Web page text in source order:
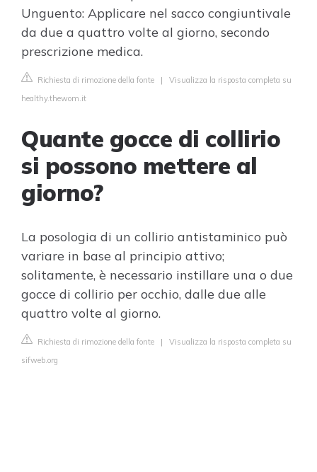
Unguento: Applicare nel sacco congiuntivale
da due a quattro volte al giorno, secondo
prescrizione medica.
Richiesta di rimozione della fonte | Visualizza la risposta completa su
healthy.thewom.it
Quante gocce di collirio
si possono mettere al
giorno?
La posologia di un collirio antistaminico può
variare in base al principio attivo;
solitamente, è necessario instillare una o due
gocce di collirio per occhio, dalle due alle
quattro volte al giorno.
Richiesta di rimozione della fonte | Visualizza la risposta completa su
sifweb.org